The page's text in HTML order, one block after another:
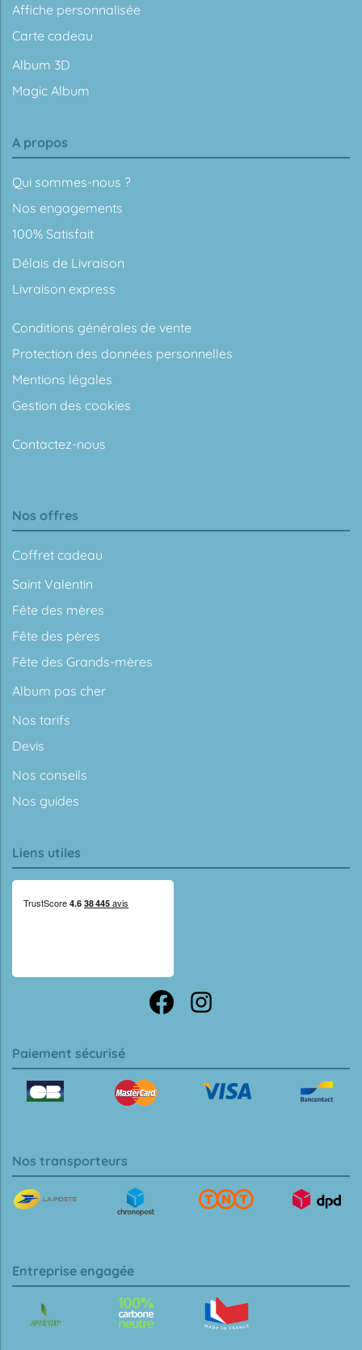
Affiche personnalisée
Carte cadeau
Album 3D
Magic Album
A propos
Qui sommes-nous ?
Nos engagements
100% Satisfait
Délais de Livraison
Livraison express
Conditions générales de vente
Protection des données personnelles
Mentions légales
Gestion des cookies
Contactez-nous
Nos offres
Coffret cadeau
Saint Valentin
Fête des mères
Fête des pères
Fête des Grands-mères
Album pas cher
Nos tarifs
Devis
Nos conseils
Nos guides
Liens utiles
Paiement sécurisé
Nos transporteurs
Entreprise engagée